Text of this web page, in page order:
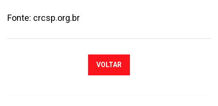
Fonte: crcsp.org.br
VOLTAR